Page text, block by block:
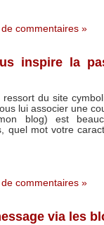
de commentaires »
inspire la
du site
lui associer une
blog) est
quel mot votre
de commentaires »
via les